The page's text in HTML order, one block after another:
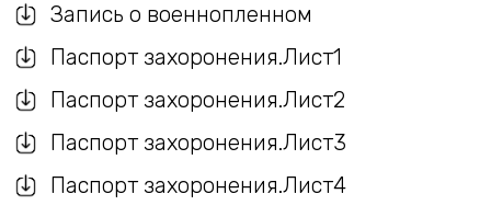
Запись о военнопленном
Паспорт захоронения.Лист1
Паспорт захоронения.Лист2
Паспорт захоронения.Лист3
Паспорт захоронения.Лист4